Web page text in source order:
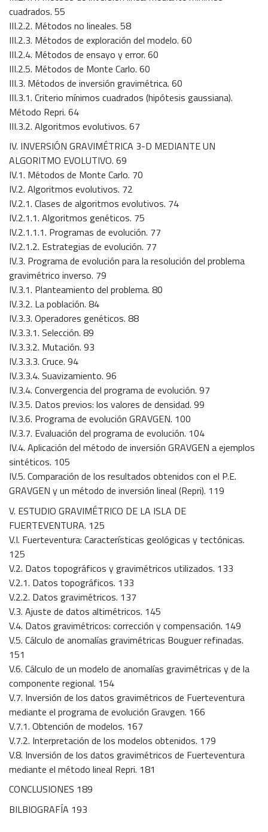
cuadrados. 55
III.2.2. Métodos no lineales. 58
III.2.3. Métodos de exploración del modelo. 60
III.2.4. Métodos de ensayo y error. 60
III.2.5. Métodos de Monte Carlo. 60
III.3. Métodos de inversión gravimétrica. 60
III.3.1. Criterio mínimos cuadrados (hipótesis gaussiana).
Método Repri. 64
III.3.2. Algoritmos evolutivos. 67
IV. INVERSIÓN GRAVIMÉTRICA 3-D MEDIANTE UN
ALGORITMO EVOLUTIVO. 69
IV.1. Métodos de Monte Carlo. 70
IV.2. Algoritmos evolutivos. 72
IV.2.1. Clases de algoritmos evolutivos. 74
IV.2.1.1. Algoritmos genéticos. 75
IV.2.1.1.1. Programas de evolución. 77
IV.2.1.2. Estrategias de evolución. 77
IV.3. Programa de evolución para la resolución del problema
gravimétrico inverso. 79
IV.3.1. Planteamiento del problema. 80
IV.3.2. La población. 84
IV.3.3. Operadores genéticos. 88
IV.3.3.1. Selección. 89
IV.3.3.2. Mutación. 93
IV.3.3.3. Cruce. 94
IV.3.3.4. Suavizamiento. 96
IV.3.4. Convergencia del programa de evolución. 97
IV.3.5. Datos previos: los valores de densidad. 99
IV.3.6. Programa de evolución GRAVGEN. 100
IV.3.7. Evaluación del programa de evolución. 104
IV.4. Aplicación del método de inversión GRAVGEN a ejemplos
sintéticos. 105
IV.5. Comparación de los resultados obtenidos con el P.E.
GRAVGEN y un método de inversión lineal (Repri). 119
V. ESTUDIO GRAVIMÉTRICO DE LA ISLA DE
FUERTEVENTURA. 125
V.I. Fuerteventura: Características geológicas y tectónicas.
125
V.2. Datos topográficos y gravimétricos utilizados. 133
V.2.1. Datos topográficos. 133
V.2.2. Datos gravimétricos. 137
V.3. Ajuste de datos altimétricos. 145
V.4. Datos gravimétricos: corrección y compensación. 149
V.5. Cálculo de anomalías gravimétricas Bouguer refinadas.
151
V.6. Cálculo de un modelo de anomalías gravimétricas y de la
componente regional. 154
V.7. Inversión de los datos gravimétricos de Fuerteventura
mediante el programa de evolución Gravgen. 166
V.7.1. Obtención de modelos. 167
V.7.2. Interpretación de los modelos obtenidos. 179
V.8. Inversión de los datos gravimétricos de Fuerteventura
mediante el método lineal Repri. 181
CONCLUSIONES 189
BILBIOGRAFÍA 193